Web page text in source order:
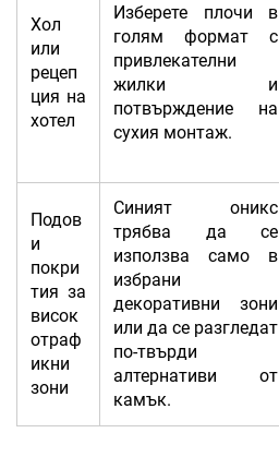
Хол
или
рецеп
ция на
хотел
Изберете плочи в
голям формат с
привлекателни
жилки и
потвърждение на
сухия монтаж.
Подов
и
покри
тия за
висок
отраф
икни
зони
Синият оникс
трябва да се
използва само в
избрани
декоративни зони
или да се разгледат
по-твърди
алтернативи от
камък.